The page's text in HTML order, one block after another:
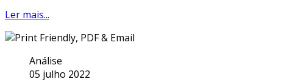
Ler mais...
Análise
05 julho 2022